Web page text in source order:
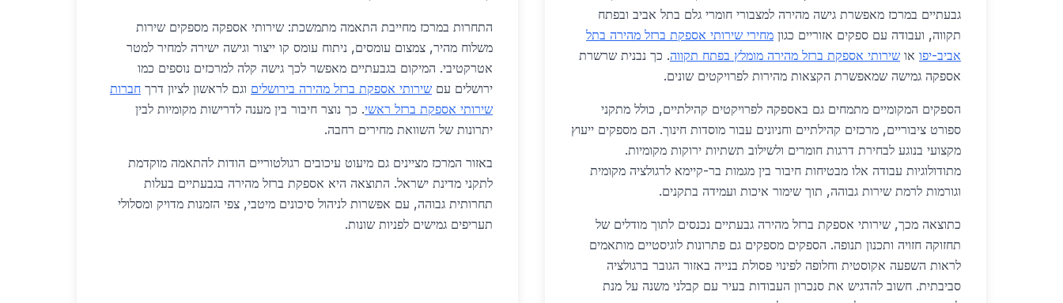
גבעתיים במרכז מאפשרת גישה מהירה למצבורי חומרי גלם בתל אביב ובפתח
תקווה, ועבודה עם ספקים אזוריים כגון מחירי שירותי אספקת ברזל מהירה בתל
אביב-יפו או שירותי אספקת ברזל מהירה מומלץ בפתח תקווה. כך נבנית שרשרת
אספקה גמישה שמאפשרת הקצאות מהירות לפרויקטים שונים.
הספקים המקומיים מתמחים גם באספקה לפרויקטים קהילתיים, כולל מתקני
ספורט ציבוריים, מרכזים קהילתיים וחניונים עבור מוסדות חינוך. הם מספקים ייעוץ
מקצועי בנוגע לבחירת דרגות חומרים ולשילוב תשתיות ירוקות מקומיות.
מתודולוגיות עבודה אלו מבטיחות חיבור בין מגמות בר-קיימא לרגולציה מקומית
וגורמות לרמת שירות גבוהה, תוך שימור איכות ועמידה בתקנים.
כתוצאה מכך, שירותי אספקת ברזל מהירה גבעתיים נכנסים לתוך מודלים של
תחזוקה חזויה ותכנון תנופה. הספקים מספקים גם פתרונות לוגיסטיים מותאמים
לראות השפעה אקוסטית וחלופה לפינוי פסולת בנייה באזור הגובר ברגולציה
סביבתית. חשוב להדגיש את סנכרון העבודות בעיר עם קבלני משנה על מנת
התחרות במרכז מחייבת התאמה מתמשכת: שירותי אספקה מספקים שירות
משלוח מהיר, צמצום עומסים, ניתוח עומס קו ייצור וגישה ישירה למחיר למטר
אטרקטיבי. המיקום בגבעתיים מאפשר לכך גישה קלה למרכזים נוספים כמו
ירושלים עם שירותי אספקת ברזל מהירה בירושלים וגם לראשון לציון דרך חברות
שירותי אספקת ברזל ראשי. כך נוצר חיבור בין מענה לדרישות מקומיות לבין
יתרונות של השוואת מחירים רחבה.
באזור המרכז מציינים גם מיעוט עיכובים רגולטוריים הודות להתאמה מוקדמת
לתקני מדינת ישראל. התוצאה היא אספקת ברזל מהירה בגבעתיים בעלות
תחרותית גבוהה, עם אפשרות לניהול סיכונים מיטבי, צפי הזמנות מדויק ומסלולי
תעריפים גמישים לפניות שונות.